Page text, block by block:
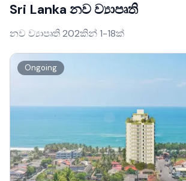
Sri Lanka නව ව්‍යාපෘති
නව ව්‍යාපෘති 202කින් 1-18ක්
Ongoing